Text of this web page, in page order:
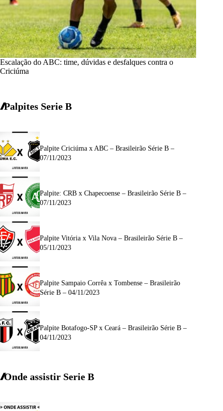
Escalação do ABC: time, dúvidas e desfalques contra o
Criciúma
Palpites Serie B
Palpite Criciúma x ABC – Brasileirão Série B –
07/11/2023
Palpite: CRB x Chapecoense – Brasileirão Série B –
07/11/2023
Palpite Vitória x Vila Nova – Brasileirão Série B –
05/11/2023
Palpite Sampaio Corrêa x Tombense – Brasileirão
Série B – 04/11/2023
Palpite Botafogo-SP x Ceará – Brasileirão Série B –
04/11/2023
Onde assistir Serie B